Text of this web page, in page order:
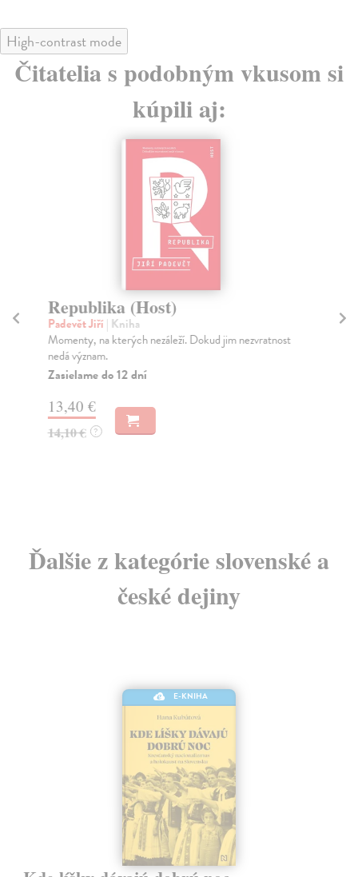
High-contrast mode
Čitatelia s podobným vkusom si
kúpili aj:
Republika (Host)
Padevět Jiří | Kniha
Momenty, na kterých nezáleží. Dokud jim nezvratnost
nedá význam.
Zasielame do 12 dní
13,40 €
14,10 € ?
Ďalšie z kategórie slovenské a
české dejiny
E-KNIHA